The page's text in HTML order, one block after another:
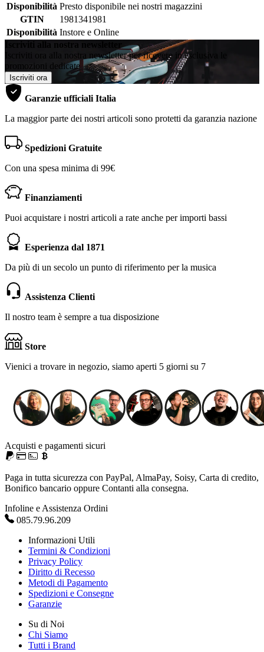
Disponibilità Presto disponibile nei nostri magazzini
GTIN
1981341981
Disponibilità Instore e Online
Iscriviti alla nostra newsletter
Iscriviti ora alla nostra newsletter per ricevere in esclusiva le
promozioni dedicate
Iscriviti ora
Garanzie ufficiali Italia
La maggior parte dei nostri articoli sono protetti da garanzia nazione
Spedizioni Gratuite
Con una spesa minima di 99€
Finanziamenti
Puoi acquistare i nostri articoli a rate anche per importi bassi
Esperienza dal 1871
Da più di un secolo un punto di riferimento per la musica
Assistenza Clienti
Il nostro team è sempre a tua disposizione
Store
Vienici a trovare in negozio, siamo aperti 5 giorni su 7
Acquisti e pagamenti sicuri
Paga in tutta sicurezza con PayPal, AlmaPay, Soisy, Carta di credito,
Bonifico bancario oppure Contanti alla consegna.
Infoline e Assistenza Ordini
085.79.96.209
Informazioni Utili
Termini & Condizioni
Privacy Policy
Diritto di Recesso
Metodi di Pagamento
Spedizioni e Consegne
Garanzie
Su di Noi
Chi Siamo
Tutti i Brand